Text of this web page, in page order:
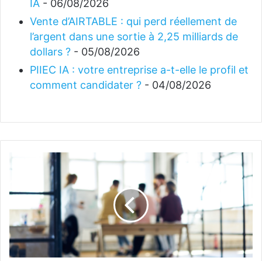
IA - 06/08/2026
Vente d’AIRTABLE : qui perd réellement de
l’argent dans une sortie à 2,25 milliards de
dollars ? - 05/08/2026
PIIEC IA : votre entreprise a-t-elle le profil et
comment candidater ? - 04/08/2026